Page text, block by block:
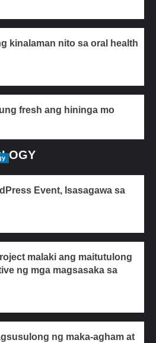
kinalaman nito sa oral health
fresh ang hininga mo
Event, Isasagawa sa
malaki ang maitutulong
ng mga magsasaka sa
ng maka-agham at